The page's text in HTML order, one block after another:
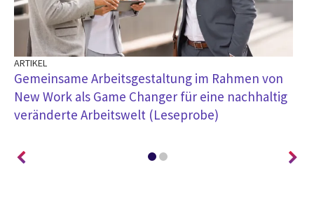
ARTIKEL
Gemeinsame Arbeitsgestaltung im Rahmen von
New Work als Game Changer für eine nachhaltig
veränderte Arbeitswelt (Leseprobe)